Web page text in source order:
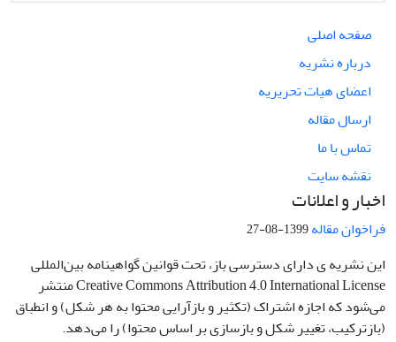
صفحه اصلی
درباره نشریه
اعضای هیات تحریریه
ارسال مقاله
تماس با ما
نقشه سایت
اخبار و اعلانات
فراخوان مقاله1399-08-27
این نشریه ی دارای دسترسی باز، تحت قوانین گواهینامه بین‌المللی
Creative Commons Attribution 4.0 International License منتشر
می‌شود که اجازه اشتراک (تکثیر و بازآرایی محتوا به هر شکل) و انطباق
(بازترکیب، تغییر شکل و بازسازی بر اساس محتوا) را می‌دهد.